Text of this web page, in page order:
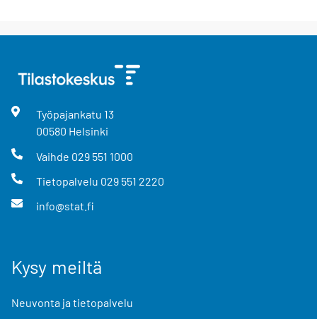
Työpajankatu 13
00580 Helsinki
Vaihde 029 551 1000
Tietopalvelu 029 551 2220
info@stat.fi
Kysy meiltä
Neuvonta ja tietopalvelu